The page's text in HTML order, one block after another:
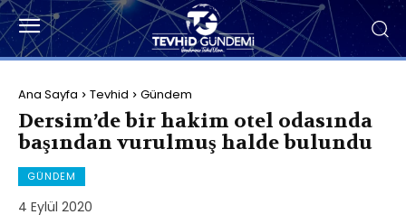
Ana Sayfa Tevhid Gündem
Dersim’de bir hakim otel odasında
başından vurulmuş halde bulundu
GÜNDEM
4 Eylül 2020